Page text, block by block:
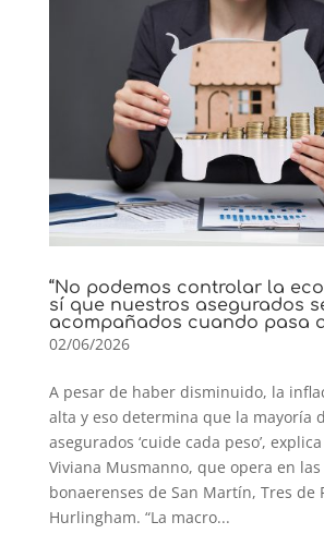
“No podemos controlar la
sí que nuestros asegurados
acompañados cuando pasa
02/06/2026
A pesar de haber disminuido, la
alta y eso determina que la mayoría
asegurados ‘cuide cada peso’,
Viviana Musmanno, que opera en
bonaerenses de San Martín, Tres de
Hurlingham. “La macro...